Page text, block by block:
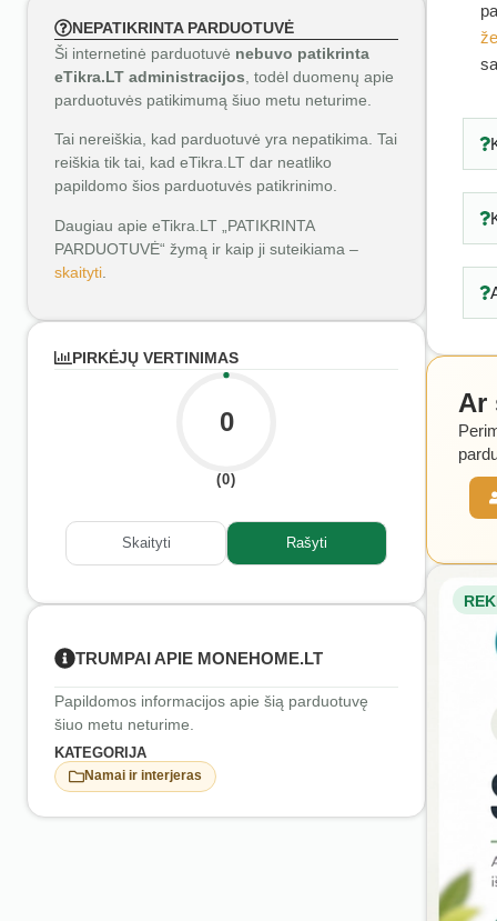
NEPATIKRINTA PARDUOTUVĖ
Ši internetinė parduotuvė nebuvo patikrinta
eTikra.LT administracijos , todėl duomenų apie
parduotuvės patikimumą šiuo metu neturime.
Tai nereiškia, kad parduotuvė yra nepatikima. Tai
reiškia tik tai, kad eTikra.LT dar neatliko
papildomo šios parduotuvės patikrinimo.
Daugiau apie eTikra.LT „PATIKRINTA
PARDUOTUVĖ“ žymą ir kaip ji suteikiama –
skaityti
PIRKĖJŲ VERTINIMAS
0
(0)
Skaityti Rašyti
TRUMPAI APIE MONEHOME.LT
Papildomos informacijos apie šią parduotuvę
šiuo metu neturime.
KATEGORIJA
Namai ir interjeras
Ar